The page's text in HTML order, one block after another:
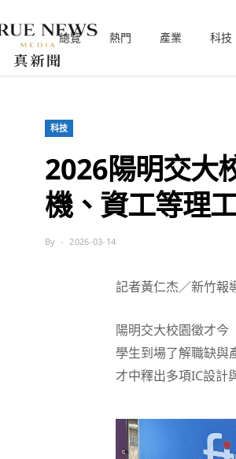
總覽 熱門 產業 科技
科技
2026陽明交大
機、資工等理
By 2026-03-14
記者黃仁杰／新竹報
陽明交大校園徵才今
學生到場了解職缺與
才中釋出多項IC設計